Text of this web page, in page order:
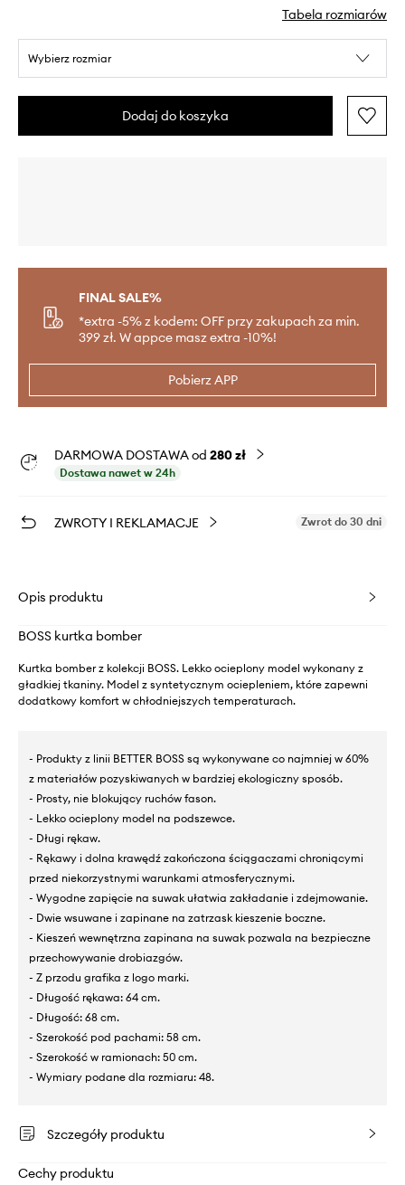
Tabela rozmiarów
Wybierz rozmiar
Dodaj do koszyka
FINAL SALE%
*extra -5% z kodem: OFF przy zakupach za min.
399 zł. W appce masz extra -10%!
Pobierz APP
DARMOWA DOSTAWA od 280 zł
Dostawa nawet w 24h
ZWROTY I REKLAMACJE Zwrot do 30 dni
Opis produktu
BOSS kurtka bomber
Kurtka bomber z kolekcji BOSS. Lekko ocieplony model wykonany z
gładkiej tkaniny. Model z syntetycznym ociepleniem, które zapewni
dodatkowy komfort w chłodniejszych temperaturach.
- Produkty z linii BETTER BOSS są wykonywane co najmniej w 60%
z materiałów pozyskiwanych w bardziej ekologiczny sposób.
- Prosty, nie blokujący ruchów fason.
- Lekko ocieplony model na podszewce.
- Długi rękaw.
- Rękawy i dolna krawędź zakończona ściągaczami chroniącymi
przed niekorzystnymi warunkami atmosferycznymi.
- Wygodne zapięcie na suwak ułatwia zakładanie i zdejmowanie.
- Dwie wsuwane i zapinane na zatrzask kieszenie boczne.
- Kieszeń wewnętrzna zapinana na suwak pozwala na bezpieczne
przechowywanie drobiazgów.
- Z przodu grafika z logo marki.
- Długość rękawa: 64 cm.
- Długość: 68 cm.
- Szerokość pod pachami: 58 cm.
- Szerokość w ramionach: 50 cm.
- Wymiary podane dla rozmiaru: 48.
Szczegóły produktu
Cechy produktu